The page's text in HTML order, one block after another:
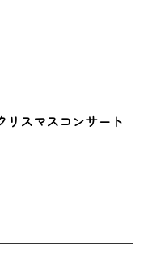
リスマスコンサート